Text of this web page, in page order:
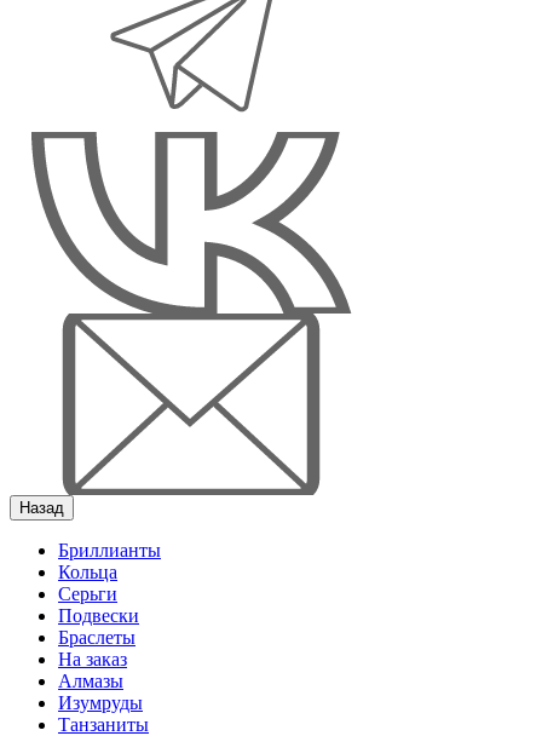
Назад
Бриллианты
Кольца
Серьги
Подвески
Браслеты
На заказ
Алмазы
Изумруды
Танзаниты